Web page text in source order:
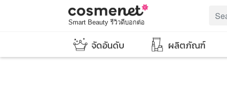
Smart Beauty รีวิวดีบอกต่อ
จัดอันดับ ผลิตภัณฑ์